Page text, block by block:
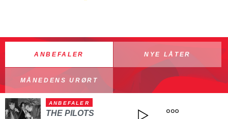
ANBEFALER NYE LÅTER
MÅNEDENS URØRT
ANBEFALER
THE PILOTS